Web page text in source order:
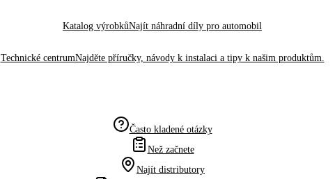
Katalog výrobkůNajít náhradní díly pro automobil
Technické centrumNajděte příručky, návody k instalaci a tipy k našim produktům.
Často kladené otázky
Než začnete
Najít distributory